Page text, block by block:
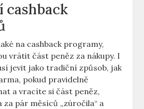
cashback
na cashback programy,
vrátit část peněz za nákupy. I
jevit jako tradiční způsob, jak
pokud pravidelně
a vracíte si část peněz,
za pár měsíců „zúročila“ a